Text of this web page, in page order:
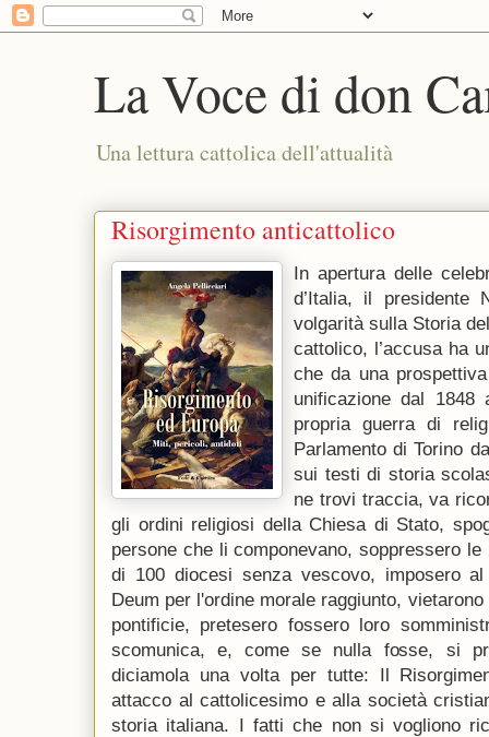
La Voce di don
Una lettura cattolica dell'attualità
Risorgimento anticattolico
In apertura delle
d’Italia, il presidente
volgarità sulla Storia
cattolico, l’accusa ha
che da una
unificazione dal
propria guerra di
Parlamento di Torino
sui testi di storia
ne trovi traccia, va
gli ordini religiosi della Chiesa di Stato,
persone che li componevano, soppressero
di 100 diocesi senza vescovo, imposero
Deum per l'ordine morale raggiunto,
pontificie, pretesero fossero loro
scomunica, e, come se nulla fosse, si
diciamola una volta per tutte: Il
attacco al cattolicesimo e alla società
storia italiana. I fatti che non si vogliono